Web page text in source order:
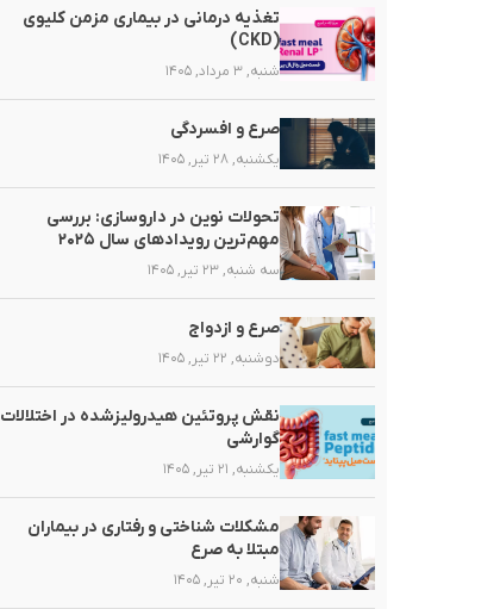
تغذیه‌ درمانی در بیماری مزمن کلیوی
(CKD)
شنبه, ۳ مرداد, ۱۴۰۵
صرع و افسردگی
یکشنبه, ۲۸ تیر, ۱۴۰۵
تحولات نوین در داروسازی: بررسی
مهم‌ترین رویدادهای سال ۲۰۲۵
سه شنبه, ۲۳ تیر, ۱۴۰۵
صرع و ازدواج
دوشنبه, ۲۲ تیر, ۱۴۰۵
نقش پروتئین هیدرولیزشده در اختلالات
گوارشی
یکشنبه, ۲۱ تیر, ۱۴۰۵
مشکلات شناختی و رفتاری در بیماران
مبتلا به صرع
شنبه, ۲۰ تیر, ۱۴۰۵